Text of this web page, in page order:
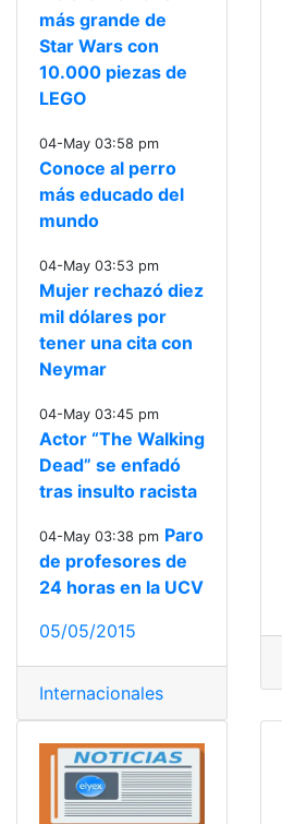
más grande de
Star Wars con
10.000 piezas de
LEGO
04-May 03:58 pm
Conoce al perro
más educado del
mundo
04-May 03:53 pm
Mujer rechazó diez
mil dólares por
tener una cita con
Neymar
04-May 03:45 pm
Actor “The Walking
Dead” se enfadó
tras insulto racista
04-May 03:38 pm Paro
de profesores de
24 horas en la UCV
05/05/2015
Internacionales